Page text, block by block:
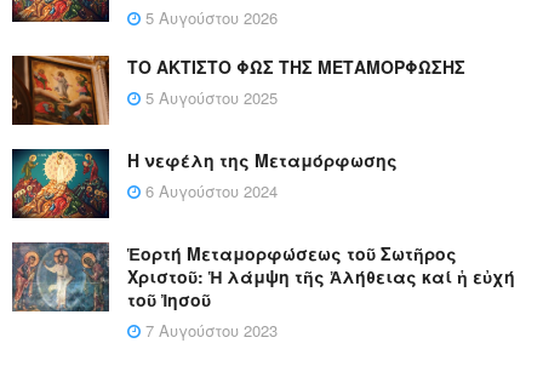
5 Αυγούστου 2026
ΤΟ ΑΚΤΙΣΤΟ ΦΩΣ ΤΗΣ ΜΕΤΑΜΟΡΦΩΣΗΣ
5 Αυγούστου 2025
Η νεφέλη της Μεταμόρφωσης
6 Αυγούστου 2024
Ἑορτή Μεταμορφώσεως τοῦ Σωτῆρος
Χριστοῦ: Ἡ λάμψη τῆς Ἀλήθειας καί ἡ εὐχή
τοῦ Ἰησοῦ
7 Αυγούστου 2023